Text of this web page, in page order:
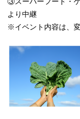
より中継
※イベント内容は、